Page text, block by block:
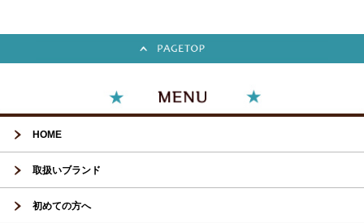
HOME
取扱いブランド
初めての方へ